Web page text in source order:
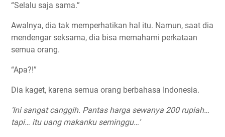
“Selalu saja sama.”
Awalnya, dia tak memperhatikan hal itu. Namun, saat dia
mendengar seksama, dia bisa memahami perkataan
semua orang.
“Apa?!”
Dia kaget, karena semua orang berbahasa Indonesia.
‘Ini sangat canggih. Pantas harga sewanya 200 rupiah…
tapi… itu uang makanku seminggu…’